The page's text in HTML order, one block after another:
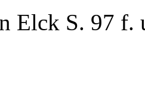
Elck S. 97 f.